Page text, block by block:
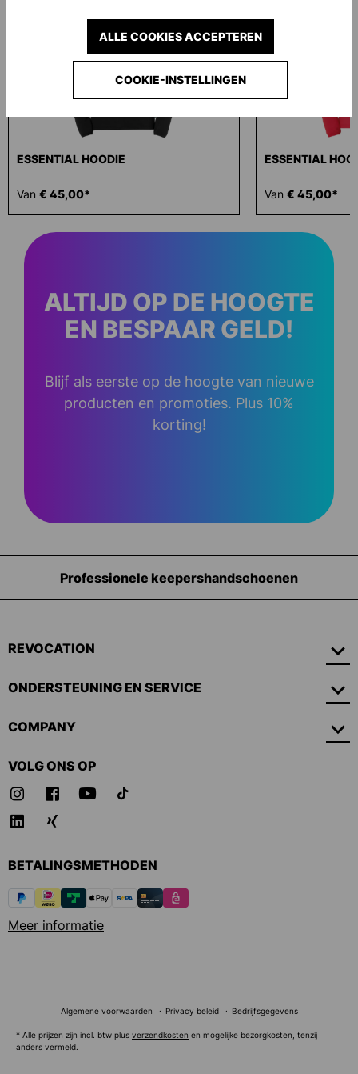
ESSENTIAL HOODIE
Van € 45,00*
ESSENTIAL
Van € 45,00*
ALTIJD OP DE HOOGTE
EN BESPAAR GELD!
Blijf als eerste op de hoogte van nieuwe
producten en promoties. Plus 10%
korting!
Uitrusting voor keepers
REVOCATION
ONDERSTEUNING EN SERVICE
COMPANY
VOLG ONS OP
BETALINGSMETHODEN
Meer informatie
Algemene voorwaarden Privacy beleid Bedrijfsgegevens
* Alle prijzen zijn incl. btw plus verzendkosten en mogelijke bezorgkosten, tenzij
anders vermeld.
COOKIE-INSTELLINGEN
ALLE COOKIES ACCEPTEREN